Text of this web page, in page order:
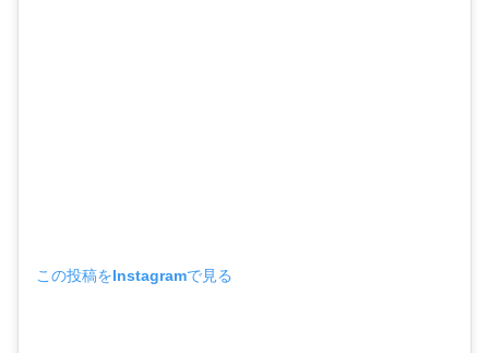
この投稿をInstagramで見る